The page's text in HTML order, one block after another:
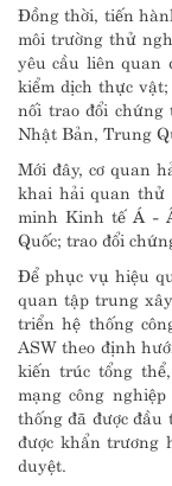
Đồng thời, tiến
môi trường thử
yêu cầu liên quan
kiểm dịch thực
nối trao đổi chứng
Nhật Bản, Trung
Mới đây, cơ quan
khai hải quan thử
minh Kinh tế Á -
Quốc; trao đổi
Để phục vụ hiệu
quan tập trung
triển hệ thống
ASW theo định
kiến trúc tổng
mạng công
thống đã được
được khẩn trương
duyệt.